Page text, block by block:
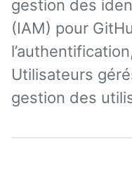
gestion des
(IAM) pour
Utilisateurs
gestion des